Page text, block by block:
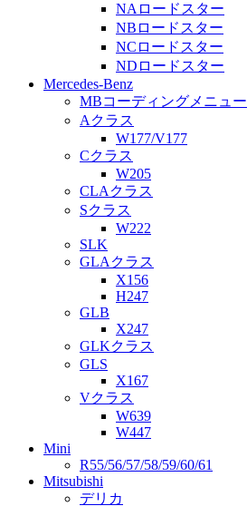
NAロードスター
NBロードスター
NCロードスター
NDロードスター
Mercedes-Benz
MBコーディングメニュー
Aクラス
W177/V177
Cクラス
W205
CLAクラス
Sクラス
W222
SLK
GLAクラス
X156
H247
GLB
X247
GLKクラス
GLS
X167
Vクラス
W639
W447
Mini
R55/56/57/58/59/60/61
Mitsubishi
デリカ